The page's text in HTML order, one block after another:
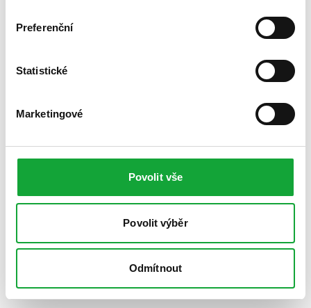
Preferenční
Statistické
Marketingové
Povolit vše
Povolit výběr
Odmítnout